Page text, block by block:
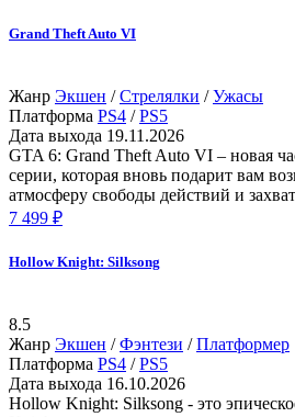
Grand Theft Auto VI
Жанр Экшен /Стрелялки /Ужасы
Платформа PS4 /PS5
Дата выхода 19.11.2026
GTA 6: Grand Theft Auto VI – новая
серии, которая вновь подарит вам
атмосферу свободы действий и
7 499 ₽
Hollow Knight: Silksong
8.5
Жанр Экшен /Фэнтези /Платформер
Платформа PS4 /PS5
Дата выхода 16.10.2026
Hollow Knight: Silksong - это